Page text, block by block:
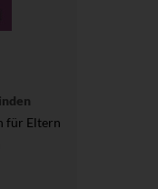
für Eltern